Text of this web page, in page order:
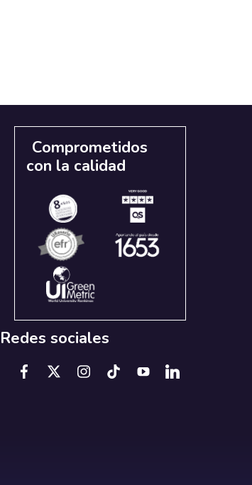
Comprometidos
con la calidad
Redes sociales